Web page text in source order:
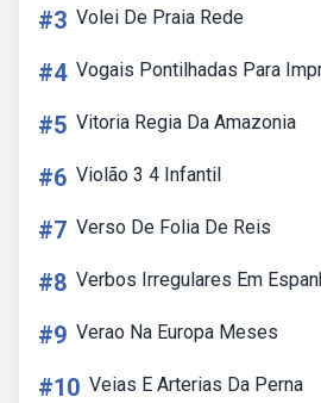
#3 Volei De Praia Rede
#4 Vogais Pontilhadas Para
#5 Vitoria Regia Da Amazonia
#6 Violão 3 4 Infantil
#7 Verso De Folia De Reis
#8 Verbos Irregulares Em
#9 Verao Na Europa Meses
#10 Veias E Arterias Da Perna